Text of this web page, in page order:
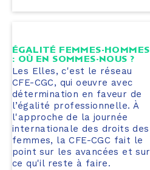
ÉGALITÉ FEMMES-HOMMES
: OÙ EN SOMMES-NOUS ?
Les Elles, c'est le réseau
CFE-CGC, qui oeuvre avec
détermination en faveur de
l’égalité professionnelle. À
l'approche de la journée
internationale des droits des
femmes, la CFE-CGC fait le
point sur les avancées et sur
ce qu'il reste à faire.